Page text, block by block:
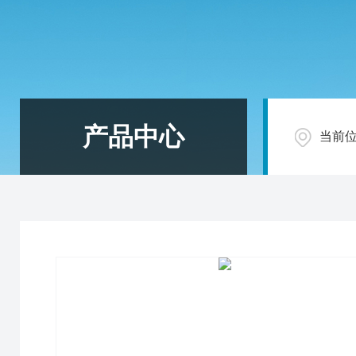
产品中心 当前